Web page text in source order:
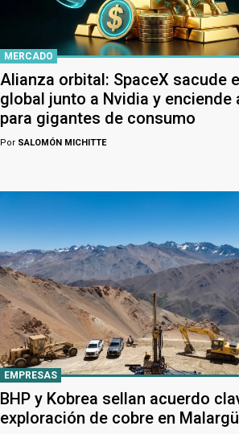
MERCADO
Alianza orbital: SpaceX sacude
global junto a Nvidia y enciende
para gigantes de consumo
Por SALOMÓN MICHITTE
EMPRESAS
BHP y Kobrea sellan acuerdo
exploración de cobre en